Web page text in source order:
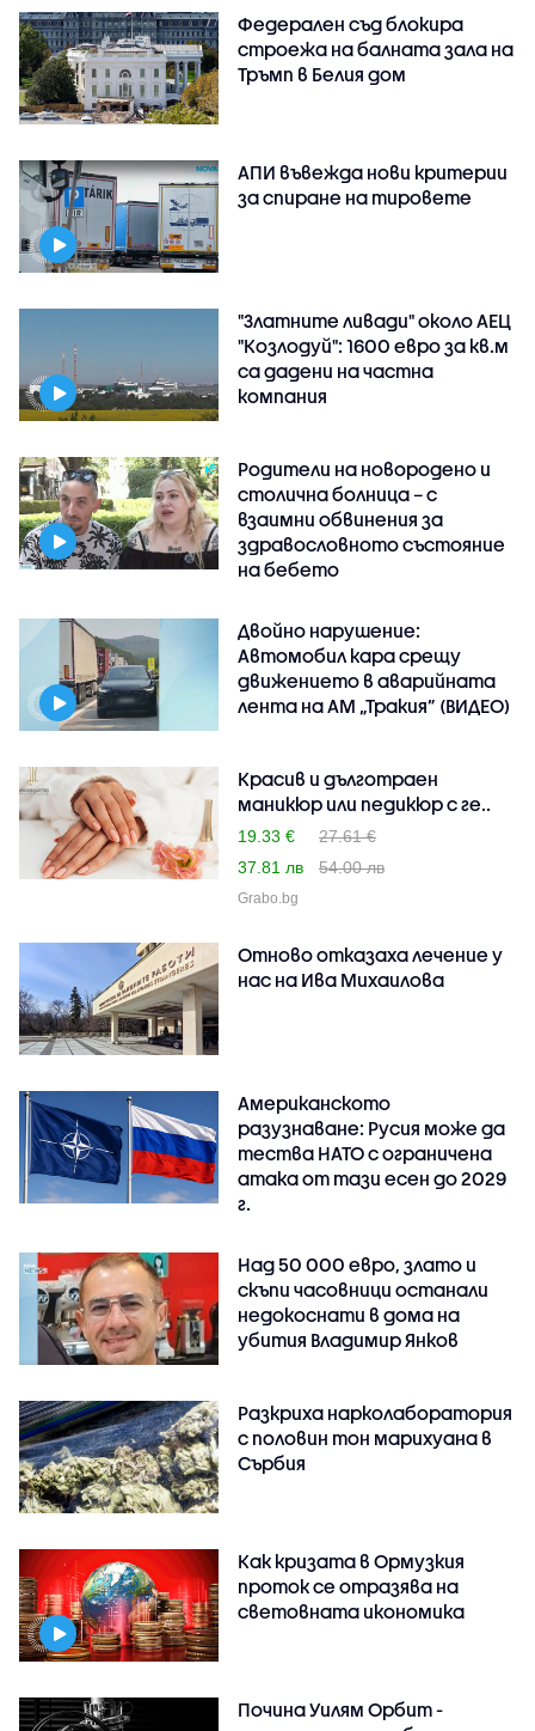
Федерален съд блокира
строежа на балната зала на
Тръмп в Белия дом
АПИ въвежда нови критерии
за спиране на тировете
"Златните ливади" около АЕЦ
"Козлодуй": 1600 евро за кв.м
са дадени на частна
компания
Родители на новородено и
столична болница – с
взаимни обвинения за
здравословното състояние
на бебето
Двойно нарушение:
Автомобил кара срещу
движението в аварийната
лента на АМ „Тракия” (ВИДЕО)
Красив и дълготраен
маникюр или педикюр с ге..
19.33 €
27.61 €
37.81 лв
54.00 лв
Grabo.bg
Отново отказаха лечение у
нас на Ива Михаилова
Американското
разузнаване: Русия може да
тества НАТО с ограничена
атака от тази есен до 2029
г.
Над 50 000 евро, злато и
скъпи часовници останали
недокоснати в дома на
убития Владимир Янков
Разкриха нарколаборатория
с половин тон марихуана в
Сърбия
Как кризата в Ормузкия
проток се отразява на
световната икономика
Почина Уилям Орбит -